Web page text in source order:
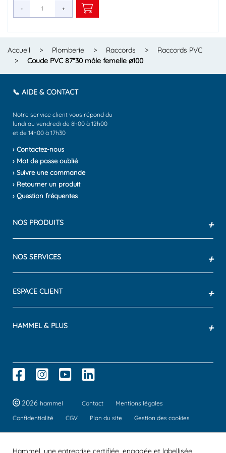
- +
- +
- +
- +
- +
- +
- +
- +
- +
- +
- +
- +
- +
- +
- +
Accueil > Plomberie > Raccords >
Raccords PVC
>
Coude PVC 87°30 mâle femelle ø100
📞 AIDE & CONTACT
Notre service client vous répond du
lundi au vendredi de 8h00 à 12h00
et de 14h00 à 17h30
› Contactez-nous
› Mot de passe oublié
› Suivre une commande
› Retourner un produit
› Question fréquentes
NOS PRODUITS +
NOS SERVICES +
ESPACE CLIENT +
HAMMEL & PLUS +
2026 hammel Contact
Mentions légales
Confidentialité
CGV Plan du site Gestion des cookies
Hammel, une entreprise certifiée, engagée et labellisée